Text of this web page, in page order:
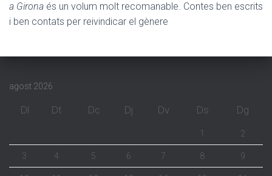
a Girona és un volum molt recomanable. Contes ben escrits
i ben contats per reivindicar el gènere
agost 2026
Dl Dt Dc Dj Dv Ds Dg
1 2
3 4 5 6 7 8 9